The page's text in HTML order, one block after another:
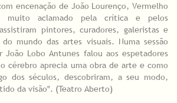
encenação de João Lourenço, Vermelho
muito aclamado pela crítica e pelos
pintores, curadores, galeristas e
mundo das artes visuais. Numa sessão
João Lobo Antunes falou aos espetadores
cérebro aprecia uma obra de arte e como
dos séculos, descobriram, a seu modo,
da visão". (Teatro Aberto)